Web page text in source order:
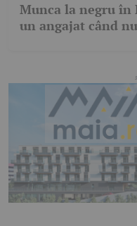
Munca la negru în
un angajat când